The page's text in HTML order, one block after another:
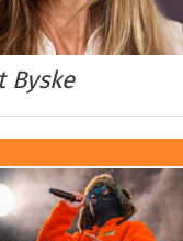
Byske